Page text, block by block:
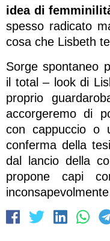
idea di
spesso radicato
cosa che Lisbeth
Sorge spontaneo
il total – look di
proprio
accorgeremo di
con cappuccio o
conferma della
dal lancio della
propone capi